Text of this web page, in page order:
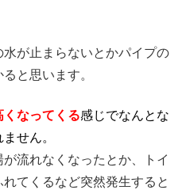
が止まらないとかパイプの
と思います。
なってくる感じでなんとな
せん。
流れなくなったとか、トイ
てくるなど突然発生すると